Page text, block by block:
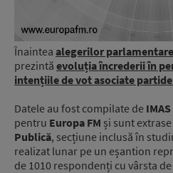
Înaintea alegerilor
prezintă evoluția încrederii în
intențiile de vot asociate
Datele au fost compilate de
pentru Europa FM și sunt
Publică, secțiune inclusă în
realizat lunar pe un eșantion
de 1010 respondenți cu vârsta